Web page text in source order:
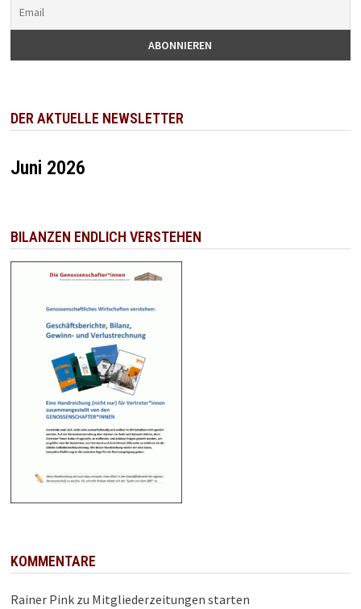
DER AKTUELLE NEWSLETTER
Juni 2026
BILANZEN ENDLICH VERSTEHEN
KOMMENTARE
Rainer Pink zu Mitgliederzeitungen starten